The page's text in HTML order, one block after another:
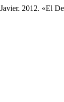
2012. «El